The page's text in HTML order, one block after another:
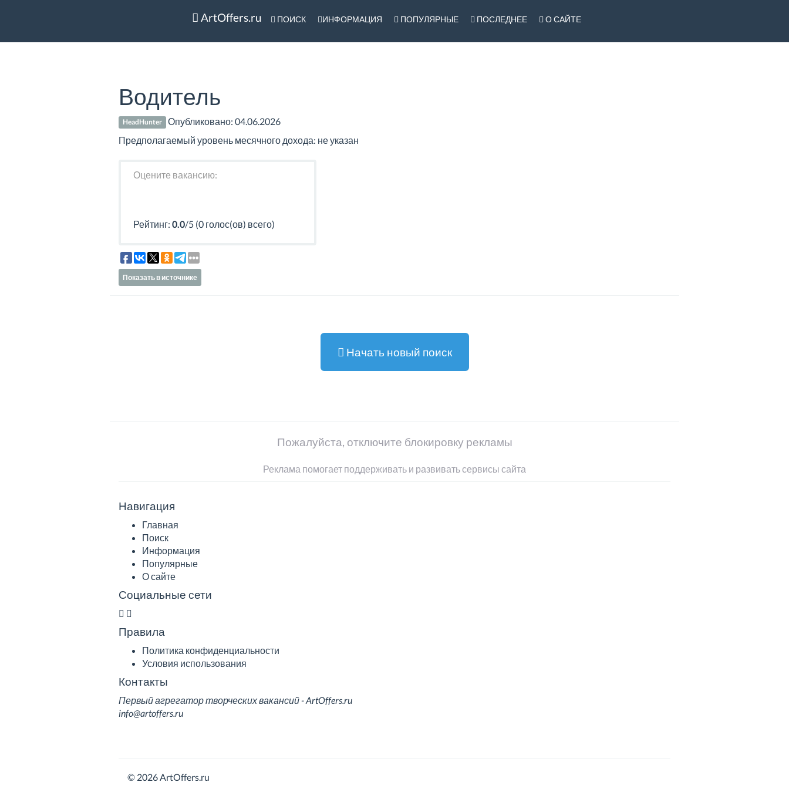
ArtOffers.ru ПОИСК ИНФОРМАЦИЯ ПОПУЛЯРНЫЕ ПОСЛЕДНЕЕ О САЙТЕ
Водитель
HeadHunter Опубликовано:04.06.2026
Предполагаемый уровень месячного дохода: не указан
Оцените вакансию:
Рейтинг: 0.0/5 (0 голос(ов) всего)
Показать в источнике
Начать новый поиск
Пожалуйста, отключите блокировку рекламы
Реклама помогает поддерживать и развивать сервисы сайта
Навигация
Главная
Поиск
Информация
Популярные
О сайте
Социальные сети
Правила
Политика конфиденциальности
Условия использования
Контакты
Первый агрегатор творческих вакансий - ArtOffers.ru
info@artoffers.ru
© 2026 ArtOffers.ru